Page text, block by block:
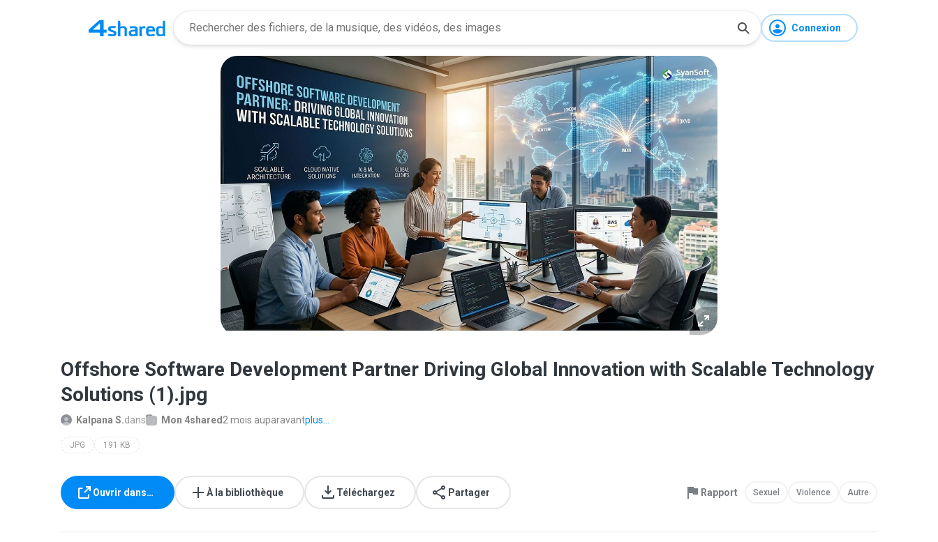
Connexion
Offshore Software Development Partner Driving Global Innovation with Scalable Technology
Solutions (1).jpg
Kalpana S.dans Mon 4shared 2 mois auparavantplus...
JPG 191 KB
Ouvrir dans… À la bibliothèque Téléchargez Partager Rapport Sexuel Violence Autre